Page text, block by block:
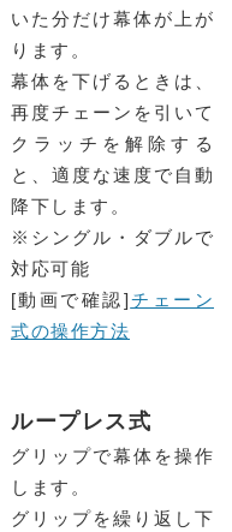
いた分だけ幕体が上が
ります。
幕体を下げるときは、
再度チェーンを引いて
クラッチを解除する
と、適度な速度で自動
降下します。
※シングル・ダブルで
対応可能
[動画で確認]チェーン
式の操作方法
ループレス式
グリップで幕体を操作
します。
グリップを繰り返し下